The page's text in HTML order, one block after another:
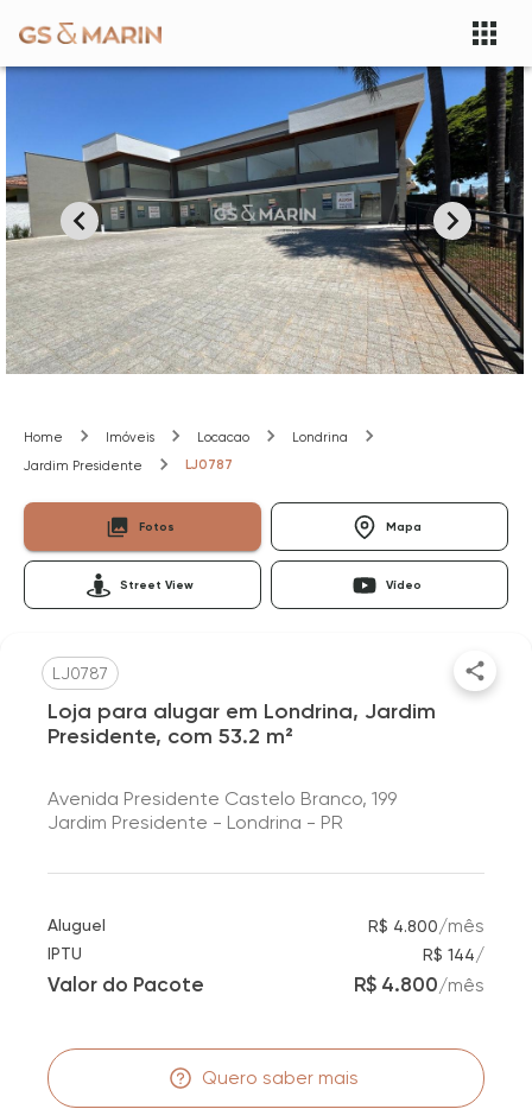
Home Imóveis Locacao
Londrina
Jardim Presidente
LJ0787
Fotos Mapa
Street View Vídeo
LJ0787
Loja para alugar em Londrina, Jardim
Presidente, com 53.2 m²
Avenida Presidente Castelo Branco, 199
Jardim Presidente - Londrina - PR
Aluguel R$ 4.800/mês
IPTU R$ 144/
Valor do Pacote R$ 4.800/mês
Quero saber mais